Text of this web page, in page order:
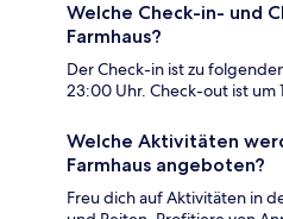
Welche Check-in- und
Farmhaus?
Der Check-in ist zu
23:00 Uhr. Check-out ist um
Welche Aktivitäten
Farmhaus angeboten?
Freu dich auf Aktivitäten in